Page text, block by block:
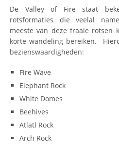
De Valley of Fire staat
rotsformaties die veelal
meeste van deze fraaie rotsen
korte wandeling bereiken.
bezienswaardigheden:
Fire Wave
Elephant Rock
White Domes
Beehives
Atlatl Rock
Arch Rock